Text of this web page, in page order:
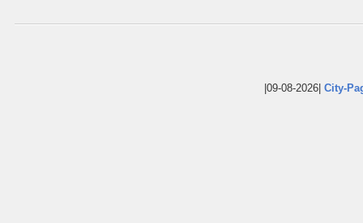
|09-08-2026| City-